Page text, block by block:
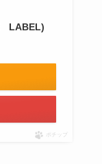
LABEL)
ポチップ